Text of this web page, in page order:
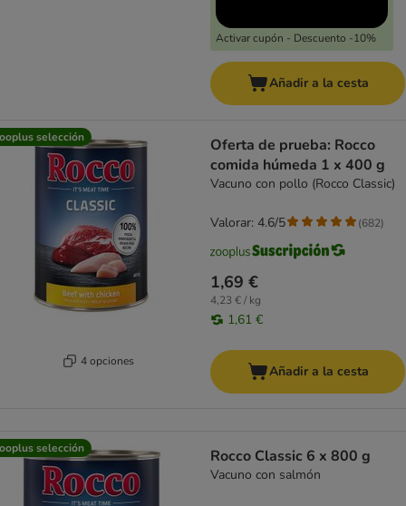
Activar cupón - Descuento -10%
Añadir a la cesta
selección
4 opciones
Oferta de prueba: Rocco
comida húmeda 1 x 400 g
Vacuno con pollo (Rocco Classic)
1,69 €
4,23 € / kg
1,61 €
Valorar: 4.6/5 (682)
Añadir a la cesta
selección Rocco Classic 6 x 800 g
Vacuno con salmón